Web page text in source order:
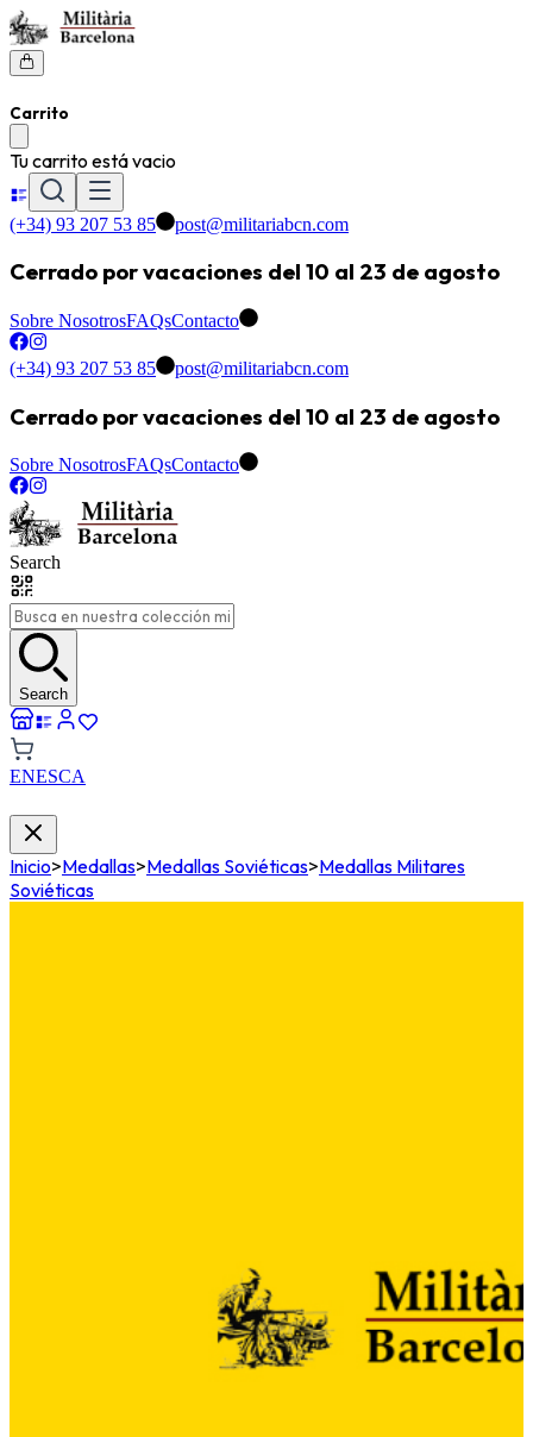
Carrito
Tu carrito está vacio
(+34) 93 207 53 85 post@militariabcn.com
Cerrado por vacaciones del 10 al 23 de agosto
Sobre NosotrosFAQsContacto
(+34) 93 207 53 85 post@militariabcn.com
Cerrado por vacaciones del 10 al 23 de agosto
Sobre NosotrosFAQsContacto
Search
Search
ENESCA
Inicio>Medallas>Medallas Soviéticas>Medallas Militares
Soviéticas